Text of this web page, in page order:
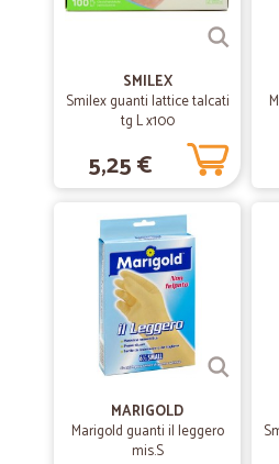
SMILEX
Smilex guanti lattice talcati
tg L x100
5,25 €
MARIGOLD
Marigold guanti il leggero
mis.S